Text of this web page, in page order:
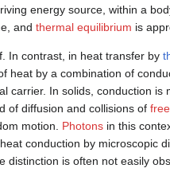
energy source, within a
and thermal equilibrium is
In contrast, in heat transfer by
heat by a combination of
carrier. In solids, conduction
of diffusion and collisions of
motion. Photons in this
conduction by microscopic
distinction is often not easily